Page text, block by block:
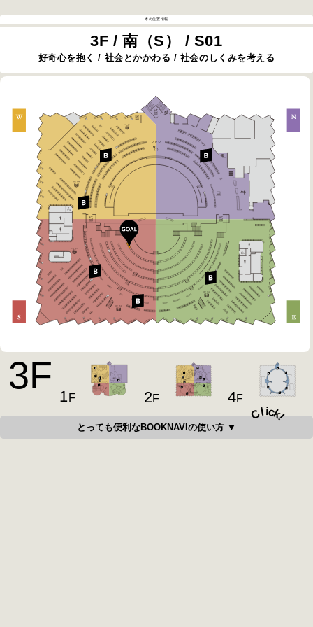
本の位置情報
3F / 南（S） / S01
好奇心を抱く / 社会とかかわる / 社会のしくみを考える
3F
1F 2F 4F
Cl ick
!
とっても便利なBOOKNAVIの使い方 ▼